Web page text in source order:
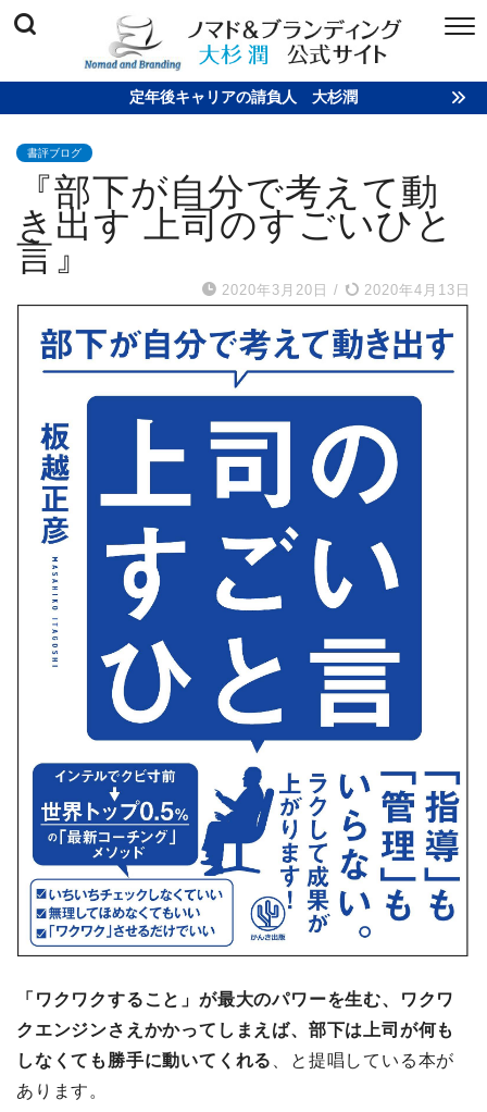
定年後キャリアの請負人 大杉潤
書評ブログ
『部下が自分で考えて動
き出す 上司のすごいひと
言』
2020年3月20日 / 2020年4月13日
「ワクワクすること」が最大のパワーを生む、ワクワ
クエンジンさえかかってしまえば、部下は上司が何も
しなくても勝手に動いてくれる
、と提唱している本が
あります。